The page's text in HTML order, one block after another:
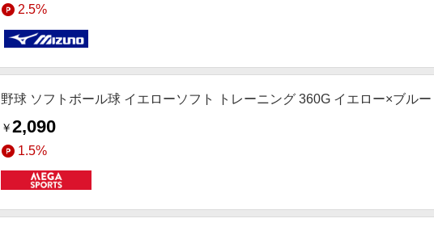
2.5%
野球 ソフトボール球 イエローソフト トレーニング 360G イエロー×ブル
￥2,090
1.5%